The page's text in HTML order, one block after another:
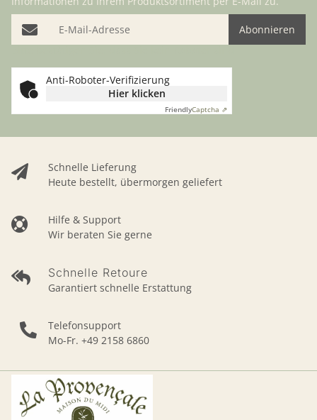
Schnelle Lieferung
Heute bestellt, übermorgen geliefert
Hilfe & Support
Wir beraten Sie gerne
Schnelle Retoure
Garantiert schnelle Erstattung
Telefonsupport
Mo-Fr. +49 2158 6860
E-Mail-Adresse
Abonnieren
Anti-Roboter-Verifizierung
Hier klicken
FriendlyCaptcha ⇗